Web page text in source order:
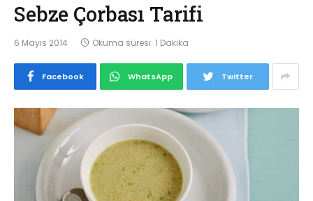
Sebze Çorbası Tarifi
6 Mayıs 2014 Okuma süresi: 1 Dakika
Facebook WhatsApp Twitter